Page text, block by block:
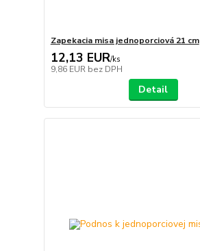
Zapekacia misa jednoporciová 21 cm
12,13 EUR/ks
9,86 EUR bez DPH
Detail